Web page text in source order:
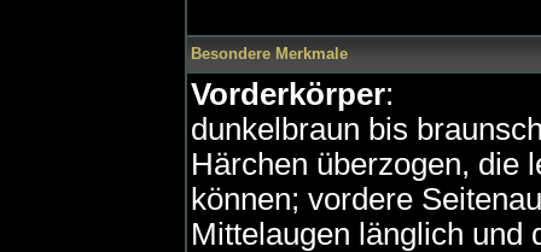
Besondere Merkmale
Vorderkörper:
dunkelbraun bis
Härchen überzogen, die
können; vordere
Mittelaugen länglich und